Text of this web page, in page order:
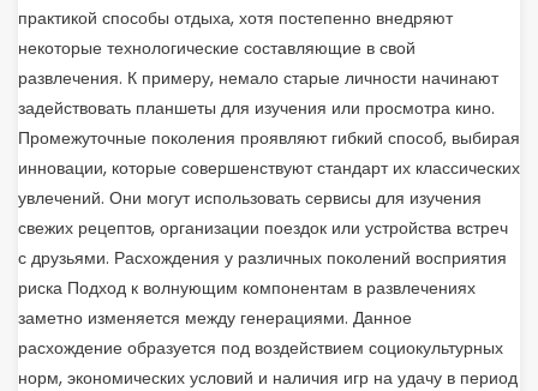
практикой способы отдыха, хотя постепенно внедряют
некоторые технологические составляющие в свой
развлечения. К примеру, немало старые личности начинают
задействовать планшеты для изучения или просмотра кино.
Промежуточные поколения проявляют гибкий способ, выбирая
инновации, которые совершенствуют стандарт их классических
увлечений. Они могут использовать сервисы для изучения
свежих рецептов, организации поездок или устройства встреч
с друзьями. Расхождения у различных поколений восприятия
риска Подход к волнующим компонентам в развлечениях
заметно изменяется между генерациями. Данное
расхождение образуется под воздействием социокультурных
норм, экономических условий и наличия игр на удачу в период